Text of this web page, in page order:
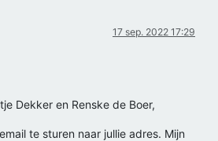
17 sep. 2022 17:29
Dekker en Renske de Boer,
te sturen naar jullie adres. Mijn